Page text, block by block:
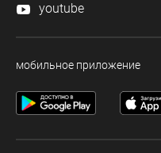
youtube
мобильное приложение